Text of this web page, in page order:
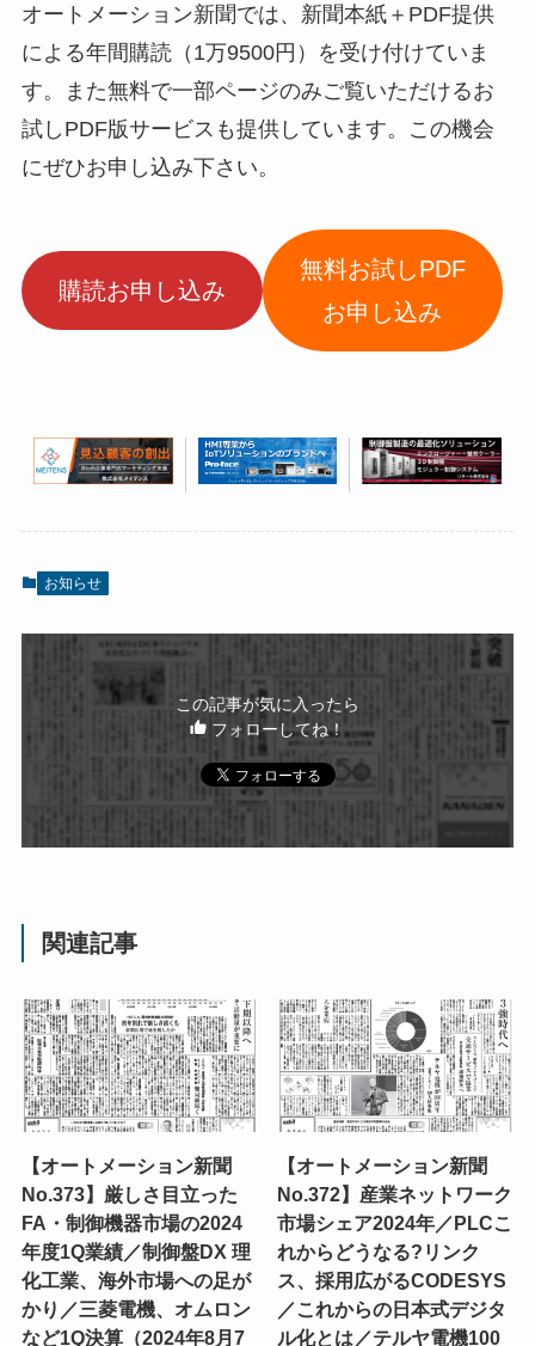
オートメーション新聞では、新聞本紙＋PDF提供
による年間購読（1万9500円）を受け付けていま
す。また無料で一部ページのみご覧いただけるお
試しPDF版サービスも提供しています。この機会
にぜひお申し込み下さい。
購読お申し込み
無料お試しPDF
お申し込み
お知らせ
この記事が気に入ったら
フォローしてね！
関連記事
【オートメーション新聞
No.373】厳しさ目立った
FA・制御機器市場の2024
年度1Q業績／制御盤DX 理
化工業、海外市場への足が
かり／三菱電機、オムロン
など1Q決算（2024年8月7
【オートメーション新聞
No.372】産業ネットワーク
市場シェア2024年／PLCこ
れからどうなる?リンク
ス、採用広がるCODESYS
／これからの日本式デジタ
ル化とは／テルヤ電機100